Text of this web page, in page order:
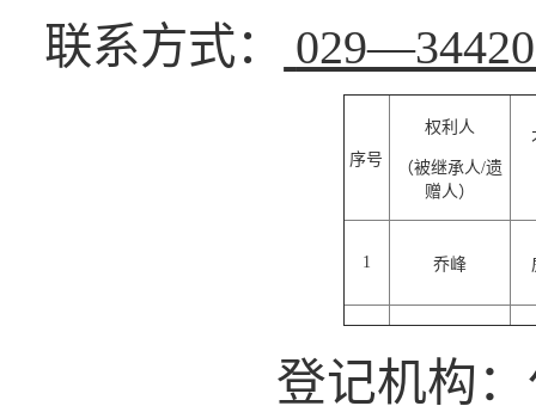
联系方式：
序号
权利人
（被继承人/遗
赠人）
1 乔峰
登记机构